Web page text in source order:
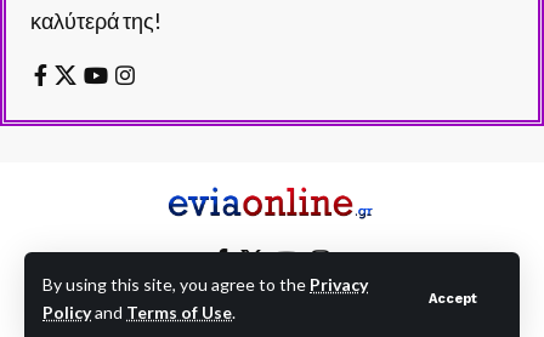
By using this site, you agree to the Privacy
Policyand Terms of Use.
Accept
καλύτερά της!
EVIAONLINE © eviaonline.gr - All Rights Reserved.